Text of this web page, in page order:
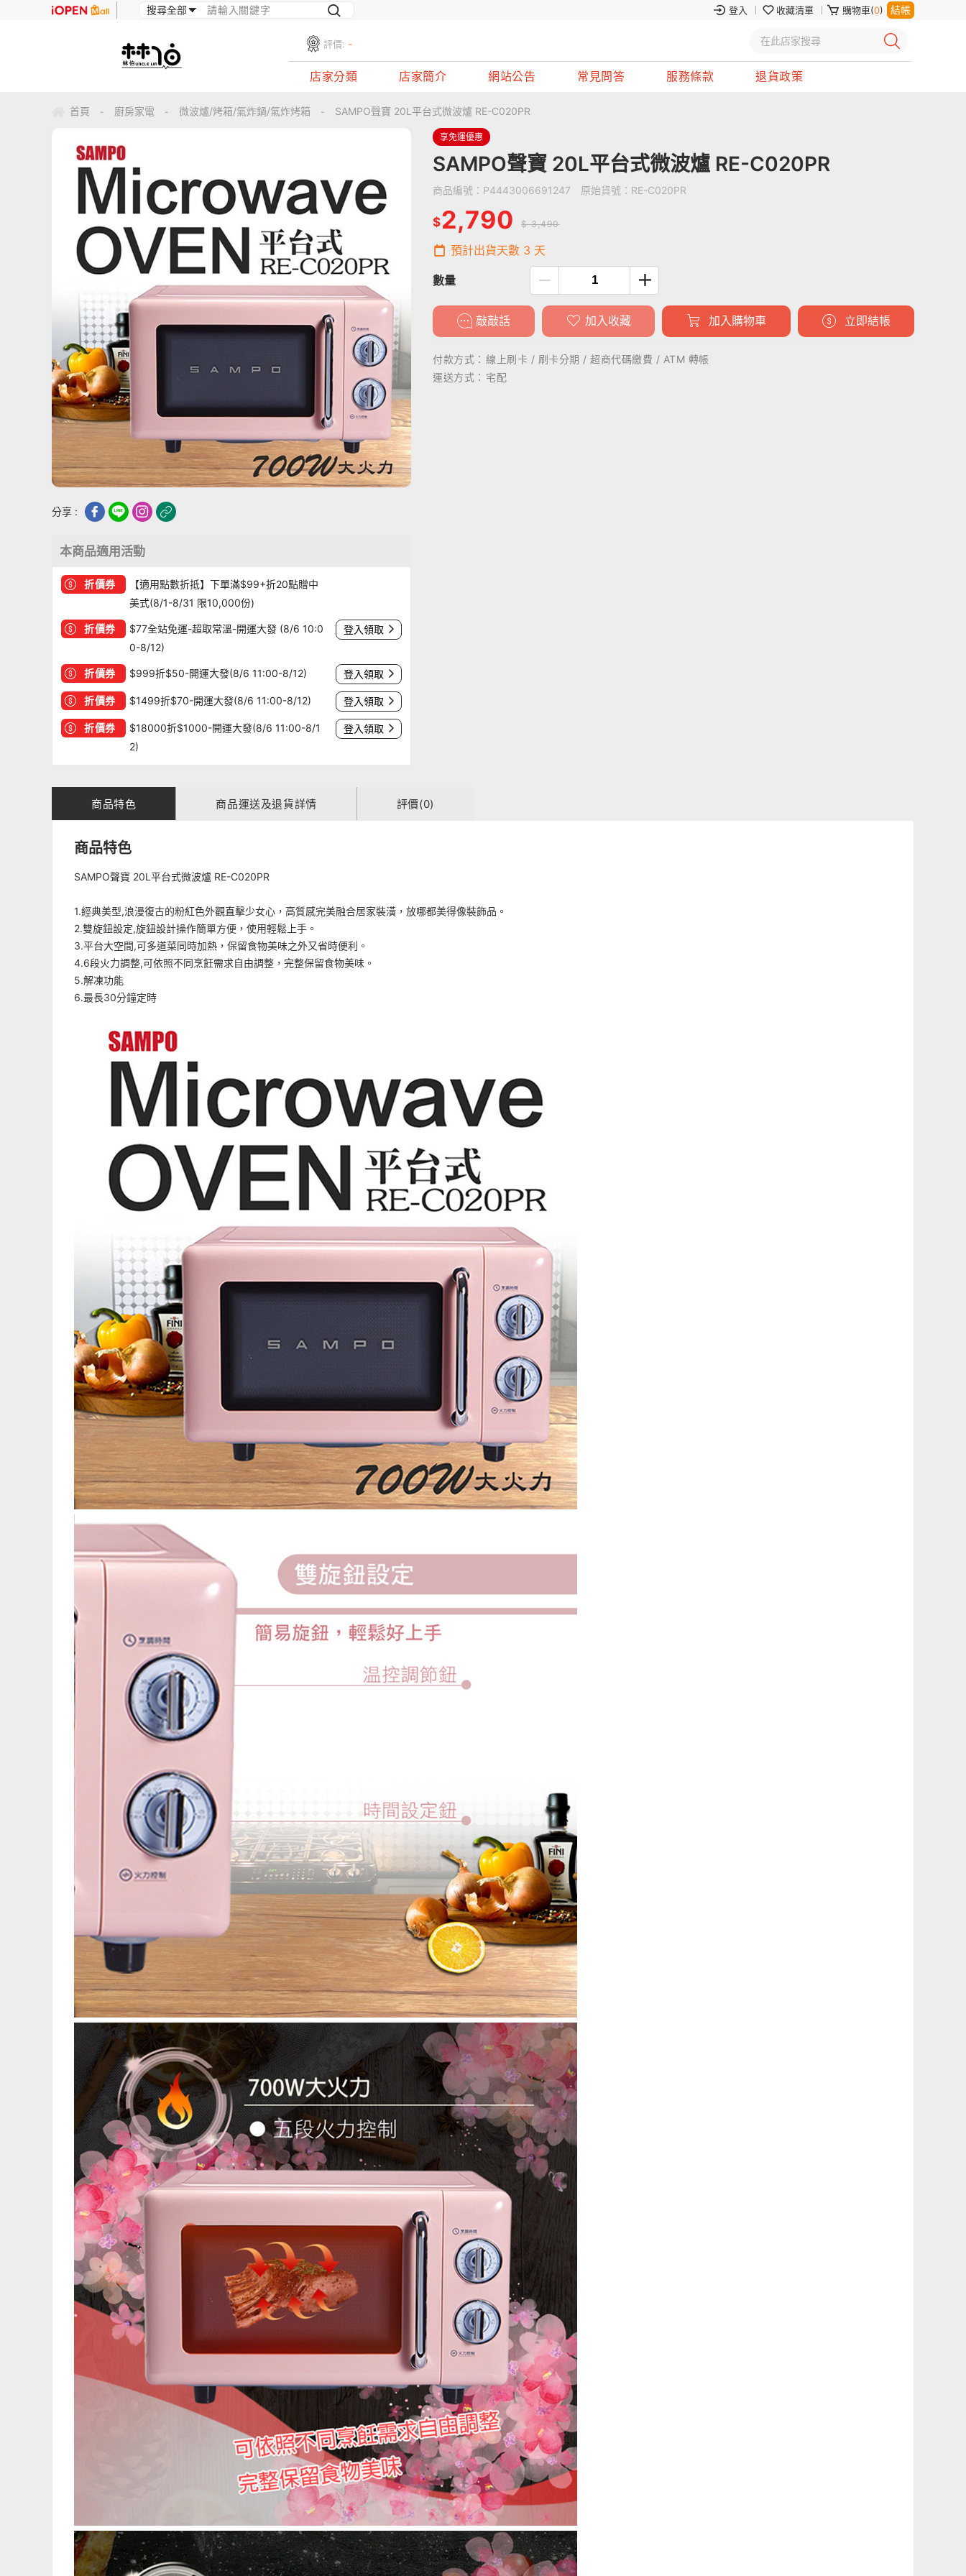
登入 收藏清單 購物車(0) 結帳
評價: -
店家分類 店家簡介 網站公告 常見問答 服務條款 退貨政策
首頁 - 廚房家電 - 微波爐/烤箱/氣炸鍋/氣炸烤箱 - SAMPO聲寶 20L平台式微波爐 RE-C020PR
分享 :
本商品適用活動
折價券
【適用點數折抵】下單滿$99+折20點贈中
美式(8/1-8/31 限10,000份)
折價券
$77全站免運-超取常溫-開運大發 (8/6 10:0
0-8/12)
登入領取
折價券 $999折$50-開運大發(8/6 11:00-8/12) 登入領取
折價券 $1499折$70-開運大發(8/6 11:00-8/12) 登入領取
折價券
$18000折$1000-開運大發(8/6 11:00-8/1
2)
登入領取
享免運優惠
SAMPO聲寶 20L平台式微波爐 RE-C020PR
商品編號： P4443006691247 原始貨號： RE-C020PR
$2,790 $ 3,490
預計出貨天數 3 天
數量
敲敲話 加入收藏 加入購物車 立即結帳
付款方式： 線上刷卡 / 刷卡分期 / 超商代碼繳費 / ATM 轉帳
運送方式： 宅配
商品特色 商品運送及退貨詳情 評價(0)
商品特色
SAMPO聲寶 20L平台式微波爐 RE-C020PR
1.經典美型,浪漫復古的粉紅色外觀直擊少女心，高質感完美融合居家裝潢，放哪都美得像裝飾品。
2.雙旋鈕設定,旋鈕設計操作簡單方便，使用輕鬆上手。
3.平台大空間,可多道菜同時加熱，保留食物美味之外又省時便利。
4.6段火力調整,可依照不同烹飪需求自由調整，完整保留食物美味。
5.解凍功能
6.最長30分鐘定時